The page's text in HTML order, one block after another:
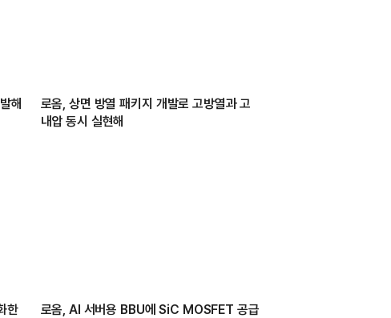
해
로옴, 상면 방열 패키지 개발로 고방열과 고
내압 동시 실현해
한
로옴, AI 서버용 BBU에 SiC MOSFET 공급